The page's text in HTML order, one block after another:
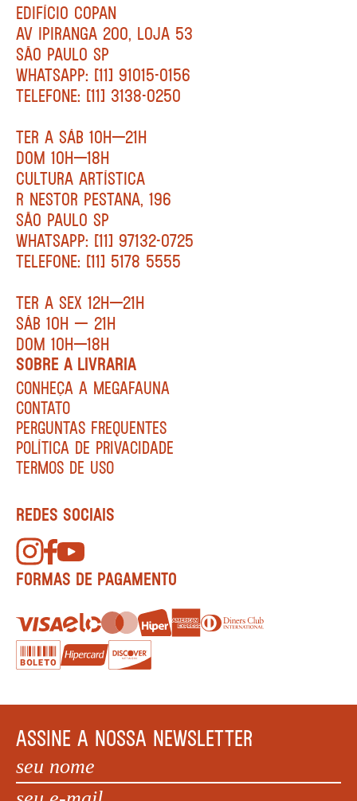
EDIFÍCIO COPAN
AV IPIRANGA 200, LOJA 53
SÃO PAULO SP
WHATSAPP: [11] 91015-0156
TELEFONE: [11] 3138-0250
TER A SÁB 10H—21H
DOM 10H—18H
CULTURA ARTÍSTICA
R NESTOR PESTANA, 196
SÃO PAULO SP
WHATSAPP: [11] 97132-0725
TELEFONE: [11] 5178 5555
TER A SEX 12H—21H
SÁB 10H — 21H
DOM 10H—18H
SOBRE A LIVRARIA
CONHEÇA A MEGAFAUNA
CONTATO
PERGUNTAS FREQUENTES
POLÍTICA DE PRIVACIDADE
TERMOS DE USO
REDES SOCIAIS
FORMAS DE PAGAMENTO
ASSINE A NOSSA NEWSLETTER